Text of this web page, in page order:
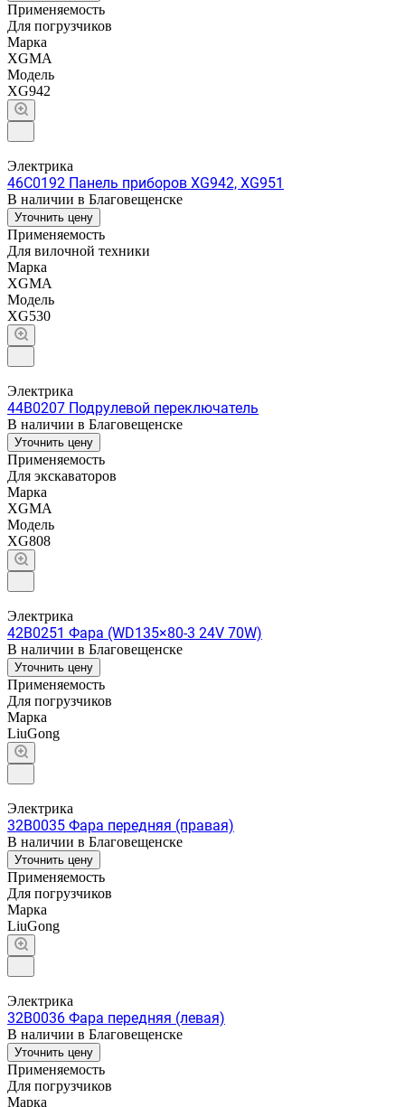
Применяемость
Для погрузчиков
Марка
XGMA
Модель
XG942
Электрика
46C0192 Панель приборов XG942, XG951
В наличии в Благовещенске
Уточнить цену
Применяемость
Для вилочной техники
Марка
XGMA
Модель
XG530
Электрика
44B0207 Подрулевой переключатель
В наличии в Благовещенске
Уточнить цену
Применяемость
Для экскаваторов
Марка
XGMA
Модель
XG808
Электрика
42B0251 Фара (WD135×80-3 24V 70W)
В наличии в Благовещенске
Уточнить цену
Применяемость
Для погрузчиков
Марка
LiuGong
Электрика
32B0035 Фара передняя (правая)
В наличии в Благовещенске
Уточнить цену
Применяемость
Для погрузчиков
Марка
LiuGong
Электрика
32B0036 Фара передняя (левая)
В наличии в Благовещенске
Уточнить цену
Применяемость
Для погрузчиков
Марка